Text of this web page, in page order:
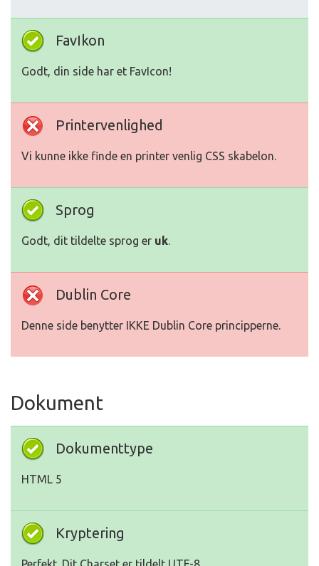
FavIkon
Godt, din side har et FavIcon!
Printervenlighed
Vi kunne ikke finde en printer venlig CSS skabelon.
Sprog
Godt, dit tildelte sprog er uk.
Dublin Core
Denne side benytter IKKE Dublin Core principperne.
Dokument
Dokumenttype
HTML 5
Kryptering